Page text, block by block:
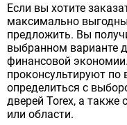
Если вы хотите
максимально
предложить. Вы
выбранном варианте
финансовой
проконсультируют по
определиться с
дверей Torex, а также
или области.